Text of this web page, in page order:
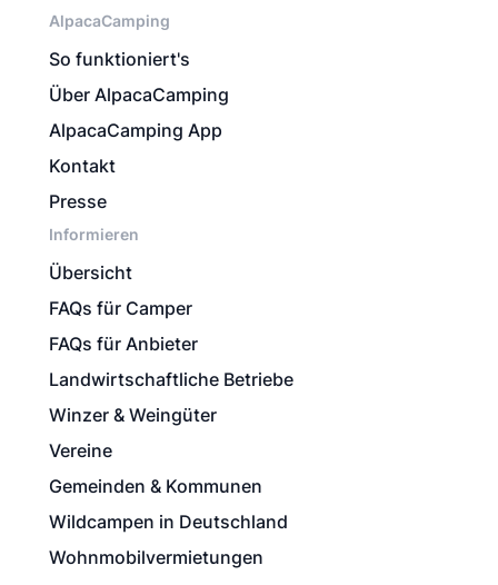
AlpacaCamping
So funktioniert's
Über AlpacaCamping
AlpacaCamping App
Kontakt
Presse
Informieren
Übersicht
FAQs für Camper
FAQs für Anbieter
Landwirtschaftliche Betriebe
Winzer & Weingüter
Vereine
Gemeinden & Kommunen
Wildcampen in Deutschland
Wohnmobilvermietungen